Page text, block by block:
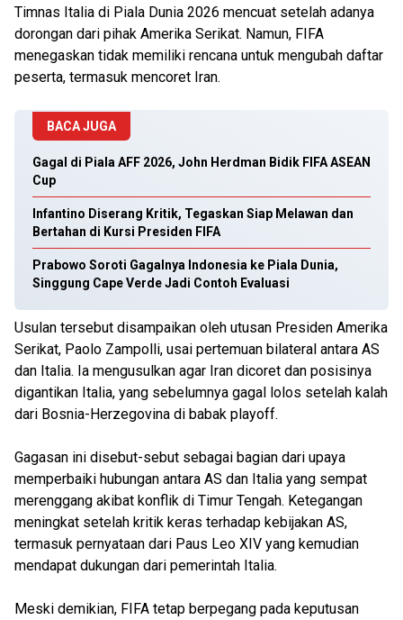
Timnas Italia di Piala Dunia 2026 mencuat setelah adanya
dorongan dari pihak Amerika Serikat. Namun, FIFA
menegaskan tidak memiliki rencana untuk mengubah daftar
peserta, termasuk mencoret Iran.
BACA JUGA
Gagal di Piala AFF 2026, John Herdman Bidik FIFA ASEAN
Cup
Infantino Diserang Kritik, Tegaskan Siap Melawan dan
Bertahan di Kursi Presiden FIFA
Prabowo Soroti Gagalnya Indonesia ke Piala Dunia,
Singgung Cape Verde Jadi Contoh Evaluasi
Usulan tersebut disampaikan oleh utusan Presiden Amerika
Serikat, Paolo Zampolli, usai pertemuan bilateral antara AS
dan Italia. Ia mengusulkan agar Iran dicoret dan posisinya
digantikan Italia, yang sebelumnya gagal lolos setelah kalah
dari Bosnia-Herzegovina di babak playoff.
Gagasan ini disebut-sebut sebagai bagian dari upaya
memperbaiki hubungan antara AS dan Italia yang sempat
merenggang akibat konflik di Timur Tengah. Ketegangan
meningkat setelah kritik keras terhadap kebijakan AS,
termasuk pernyataan dari Paus Leo XIV yang kemudian
mendapat dukungan dari pemerintah Italia.
Meski demikian, FIFA tetap berpegang pada keputusan